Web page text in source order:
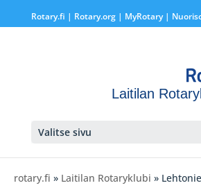
Rotary.fi | Rotary.org| MyRotary |
Laitilan
Valitse sivu
rotary.fi » Laitilan Rotaryklubi »